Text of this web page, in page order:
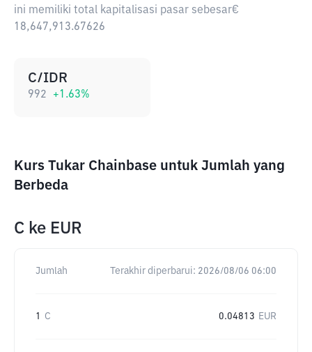
ini memiliki total kapitalisasi pasar sebesar€
18,647,913.67626
C/IDR
992 +1.63%
Kurs Tukar Chainbase untuk Jumlah yang
Berbeda
C ke EUR
Jumlah Terakhir diperbarui: 2026/08/06 06:00
1 C 0.04813 EUR